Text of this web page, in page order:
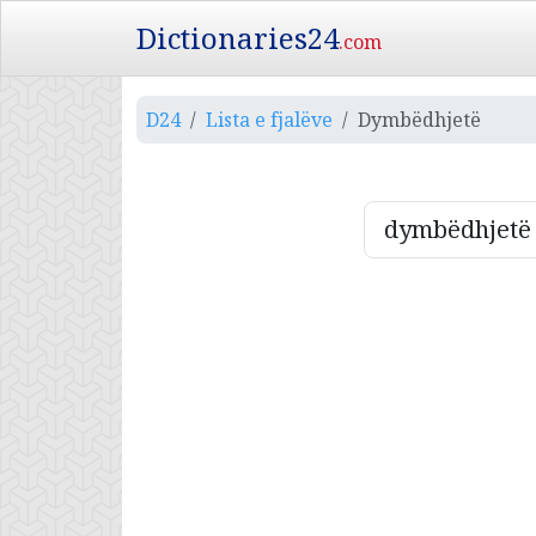
Dictionaries24.com
D24 Lista e fjalëve Dymbëdhjetë